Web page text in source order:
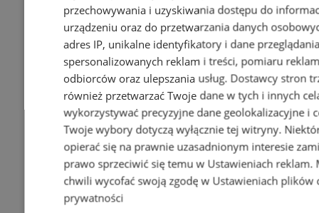
przechowywania i uzyskiwania dostępu do
urządzeniu oraz do przetwarzania danych
adres IP, unikalne identyfikatory i dane
spersonalizowanych reklam i treści, pomiaru
odbiorców oraz ulepszania usług. Dostawcy stron
również przetwarzać Twoje dane w tych i innych
wykorzystywać precyzyjne dane geolokalizacyjne i
Twoje wybory dotyczą wyłącznie tej witryny.
opierać się na prawnie uzasadnionym interesie
prawo sprzeciwić się temu w Ustawieniach reklam.
chwili wycofać swoją zgodę w Ustawieniach plików
prywatności